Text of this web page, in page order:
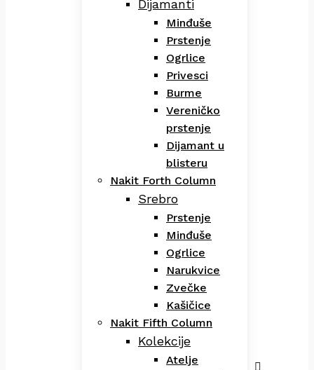
Dijamanti
Minđuše
Prstenje
Ogrlice
Privesci
Burme
Vereničko
prstenje
Dijamant u
blisteru
Nakit Forth Column
Srebro
Prstenje
Minđuše
Ogrlice
Narukvice
Zvečke
Kašičice
Nakit Fifth Column
Kolekcije
Atelje